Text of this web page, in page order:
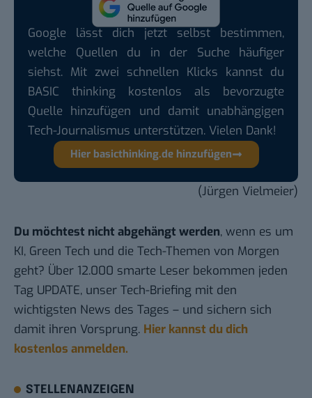
Google lässt dich jetzt selbst bestimmen,
welche Quellen du in der Suche häufiger
siehst. Mit zwei schnellen Klicks kannst du
BASIC thinking kostenlos als bevorzugte
Quelle hinzufügen und damit unabhängigen
Tech-Journalismus unterstützen. Vielen Dank!
Hier basicthinking.de hinzufügen
(Jürgen Vielmeier)
Du möchtest nicht abgehängt werden, wenn es um
KI, Green Tech und die Tech-Themen von Morgen
geht? Über 12.000 smarte Leser bekommen jeden
Tag UPDATE, unser Tech-Briefing mit den
wichtigsten News des Tages – und sichern sich
damit ihren Vorsprung. Hier kannst du dich
kostenlos anmelden.
STELLENANZEIGEN